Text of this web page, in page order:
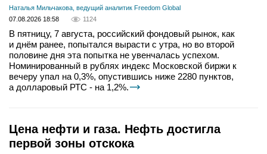
Наталья Мильчакова, ведущий аналитик Freedom Global
07.08.2026 18:58
1124
В пятницу, 7 августа, российский фондовый рынок, как
и днём ранее, попытался вырасти с утра, но во второй
половине дня эта попытка не увенчалась успехом.
Номинированный в рублях индекс Московской биржи к
вечеру упал на 0,3%, опустившись ниже 2280 пунктов,
а долларовый РТС - на 1,2%.
Цена нефти и газа. Нефть достигла
первой зоны отскока